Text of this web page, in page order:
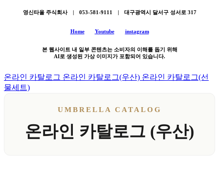
영신타올 주식회사 | 053-581-9111 | 대구광역시 달서구 성서로 317
Home Youtube instagram
본 웹사이트 내 일부 콘텐츠는 소비자의 이해를 돕기 위해
AI로 생성된 가상 이미지가 포함되어 있습니다.
온라인 카탈로그 온라인 카탈로그(우산) 온라인 카탈로그(선
물세트)
UMBRELLA CATALOG
온라인 카탈로그 (우산)